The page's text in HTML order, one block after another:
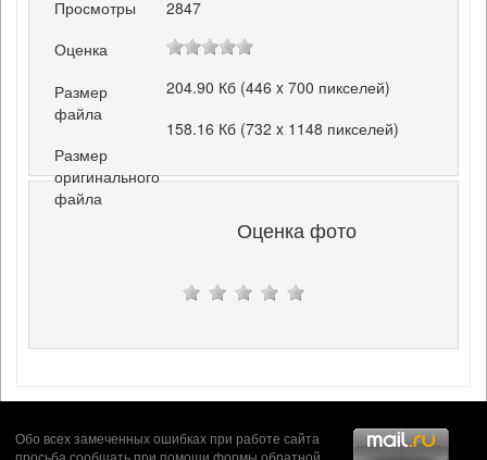
Просмотры
2847
Оценка
Размер
файла
204.90 Кб (446 x 700 пикселей)
Размер
оригинального
файла
158.16 Кб (732 x 1148 пикселей)
Оценка фото
Обо всех замеченных ошибках при работе сайта